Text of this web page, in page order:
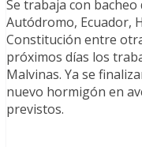
Se trabaja con
Autódromo, Ecuador,
Constitución entre
próximos días los
Malvinas. Ya se
nuevo hormigón en
previstos.